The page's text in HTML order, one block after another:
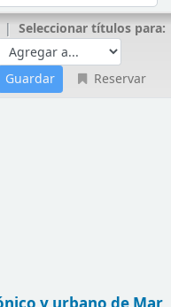
Seleccionar títulos para:
Reservar